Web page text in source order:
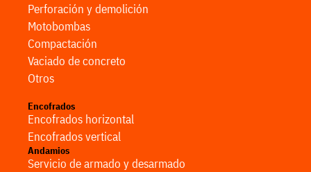
Perforación y demolición
Motobombas
Compactación
Vaciado de concreto
Otros
Encofrados
Encofrados horizontal
Encofrados vertical
Andamios
Servicio de armado y desarmado